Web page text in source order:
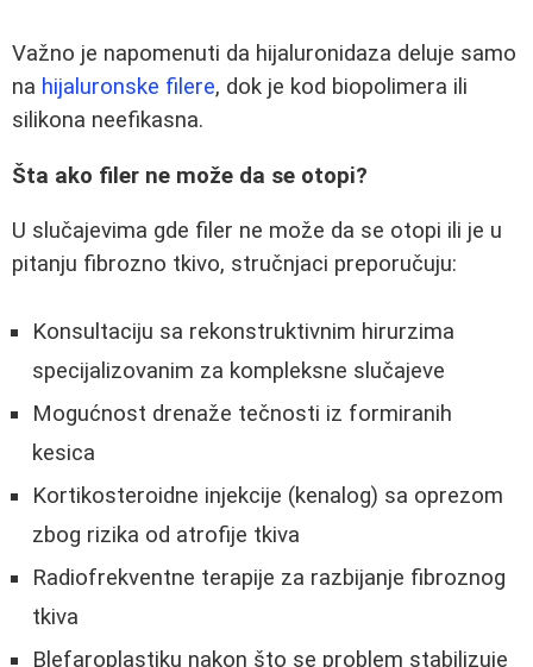
Važno je napomenuti da hijaluronidaza deluje samo
na hijaluronske filere, dok je kod biopolimera ili
silikona neefikasna.
Šta ako filer ne može da se otopi?
U slučajevima gde filer ne može da se otopi ili je u
pitanju fibrozno tkivo, stručnjaci preporučuju:
Konsultaciju sa rekonstruktivnim hirurzima
specijalizovanim za kompleksne slučajeve
Mogućnost drenaže tečnosti iz formiranih
kesica
Kortikosteroidne injekcije (kenalog) sa oprezom
zbog rizika od atrofije tkiva
Radiofrekventne terapije za razbijanje fibroznog
tkiva
Blefaroplastiku nakon što se problem stabilizuje